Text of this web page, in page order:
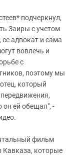
подчеркнул,
Заиры с учетом
адвокат и сама
вовлечь и
с
поэтому мы
который
он ей обещал", -
фильм
Кавказа, которые